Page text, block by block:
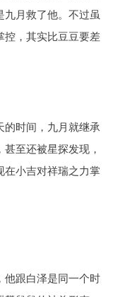
月救了他。不过虽
控，其实比豆豆要差
时间，九月就继承
至还被星探发现，
在小吉对祥瑞之力掌
他跟白泽是同一个时